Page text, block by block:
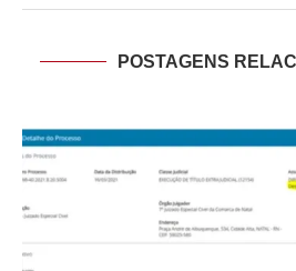
POSTAGENS